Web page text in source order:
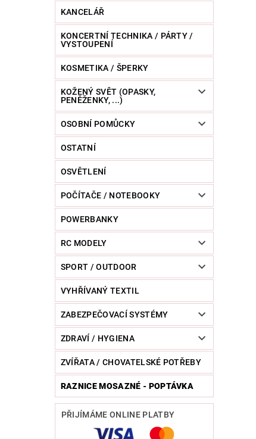
KANCELÁŘ
KONCERTNÍ TECHNIKA / PÁRTY /
VYSTOUPENÍ
KOSMETIKA / ŠPERKY
KOŽENÝ SVĚT (OPASKY,
PENĚŽENKY, ...)
OSOBNÍ POMŮCKY
OSTATNÍ
OSVĚTLENÍ
POČÍTAČE / NOTEBOOKY
POWERBANKY
RC MODELY
SPORT / OUTDOOR
VYHŘÍVANÝ TEXTIL
ZABEZPEČOVACÍ SYSTÉMY
ZDRAVÍ / HYGIENA
ZVÍŘATA / CHOVATELSKÉ POTŘEBY
RAZNICE MOSAZNÉ - POPTÁVKA
PŘIJÍMÁME ONLINE PLATBY